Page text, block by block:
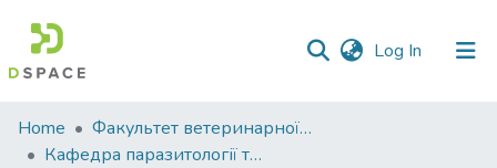
Log In (current)
Communities
&
Home
Факультет ветеринарної медицини
Кафедра паразитології та ветеринарно-санітарної експертизи